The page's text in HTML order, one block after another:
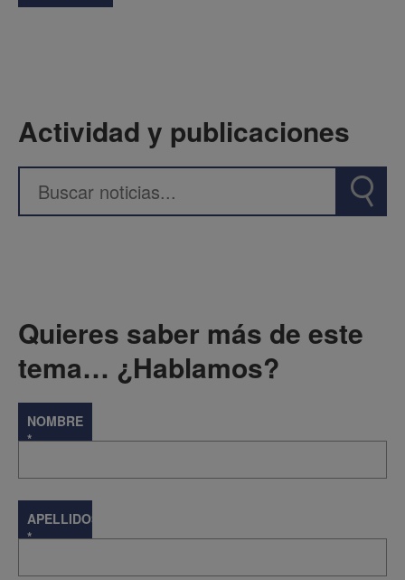
Actividad y publicaciones
Quieres saber más de este
tema… ¿Hablamos?
NOMBRE
*
APELLIDOS
*